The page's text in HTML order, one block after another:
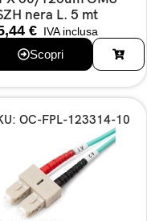
nera L. 5 mt
€ IVA inclusa
Scopri
OC-FPL-123314-10